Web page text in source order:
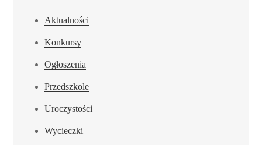
Aktualności
Konkursy
Ogłoszenia
Przedszkole
Uroczystości
Wycieczki